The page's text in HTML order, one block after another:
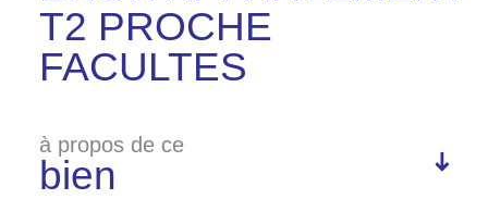
T2 PROCHE
FACULTES
à propos de ce
bien